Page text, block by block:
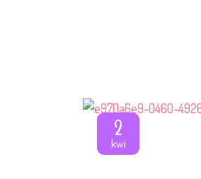
2
kwi